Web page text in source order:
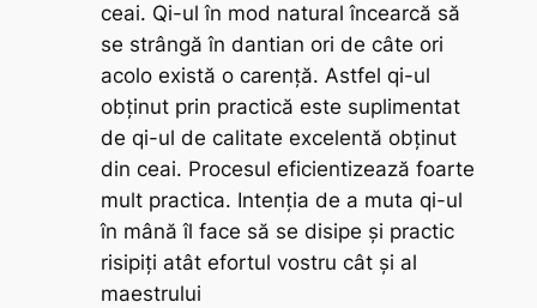
ceai. Qi-ul în mod natural încearcă să
se strângă în dantian ori de câte ori
acolo există o carență. Astfel qi-ul
obținut prin practică este suplimentat
de qi-ul de calitate excelentă obținut
din ceai. Procesul eficientizează foarte
mult practica. Intenția de a muta qi-ul
în mână îl face să se disipe și practic
risipiți atât efortul vostru cât și al
maestrului